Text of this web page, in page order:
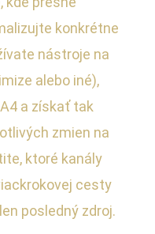
konkrétne
nástroje na
alebo iné),
a získať tak
zmien na
ktoré kanály
cesty
posledný zdroj.